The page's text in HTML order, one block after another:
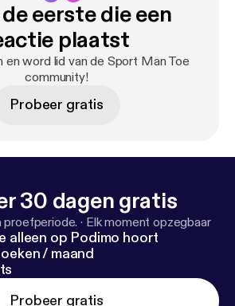
eerste die een
plaatst
en word lid van de Sport Man Toe
community!
Probeer gratis
30 dagen gratis
proefperiode. · Elk moment opzegbaar
alleen op Podimo hoort
/ maand
Probeer gratis